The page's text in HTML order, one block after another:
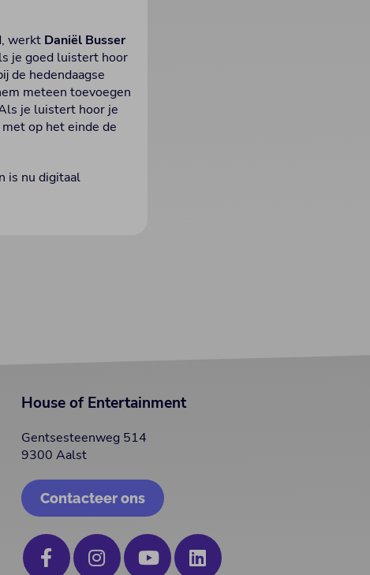
werkt Daniël Busser
je goed luistert hoor
de hedendaagse
meteen toevoegen
je luistert hoor je
op het einde de
is nu digitaal
House of Entertainment
Gentsesteenweg 514
9300 Aalst
Contacteer ons